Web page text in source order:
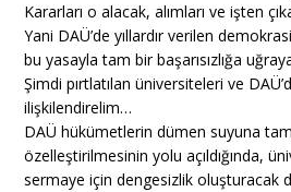
Kararları o alacak, alımları ve işten
Yani DAÜ’de yıllardır verilen
bu yasayla tam bir başarısızlığa
Şimdi pırtlatılan üniversiteleri ve
ilişkilendirelim…
DAÜ hükümetlerin dümen suyuna
özelleştirilmesinin yolu açıldığında,
sermaye için dengesizlik oluşturacak